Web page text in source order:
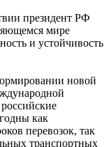
президент РФ
мире
и устойчивость
новой
как
перевозок, так
транспортных